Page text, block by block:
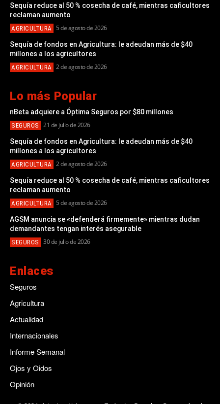
Sequía reduce al 50 % cosecha de café, mientras caficultores
reclaman aumento
AGRICULTURA 5 de agosto de 2026
Sequía de fondos en Agricultura: le adeudan más de $40
millones a los agricultores
AGRICULTURA 2 de agosto de 2026
Lo más Popular
nBeta adquiere a Óptima Seguros por $80 millones
SEGUROS 21 de julio de 2026
Sequía de fondos en Agricultura: le adeudan más de $40
millones a los agricultores
AGRICULTURA 2 de agosto de 2026
Sequía reduce al 50 % cosecha de café, mientras caficultores
reclaman aumento
AGRICULTURA 5 de agosto de 2026
AGSM anuncia se «defenderá firmemente» mientras dudan
demandantes tengan interés asegurable
SEGUROS 30 de julio de 2026
Enlaces
Seguros
Agricultura
Actualidad
Internacionales
Informe Semanal
Ojos y Oidos
Opinión